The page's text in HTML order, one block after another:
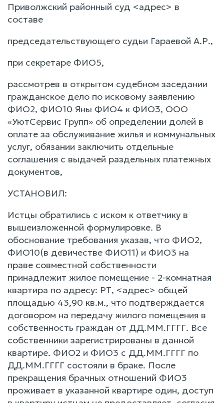
Приволжский районный суд <адрес> в
составе
председательствующего судьи Гараевой А.Р.,
при секретаре ФИО5,
рассмотрев в открытом судебном заседании
гражданское дело по исковому заявлению
ФИО2, ФИО10 Яны ФИО4 к ФИО3, ООО
«УютСервис Групп» об определении долей в
оплате за обслуживание жилья и коммунальных
услуг, обязании заключить отдельные
соглашения с выдачей раздельных платежных
документов,
УСТАНОВИЛ:
Истцы обратились с иском к ответчику в
вышеизложенной формулировке. В
обоснование требования указав, что ФИО2,
ФИО10(в девичестве ФИО11) и ФИО3 на
праве совместной собственности
принадлежит жилое помещение - 2-комнатная
квартира по адресу: РТ, <адрес> общей
площадью 43,90 кв.м., что подтверждается
договором на передачу жилого помещения в
собственность граждан от ДД.ММ.ГГГГ. Все
собственники зарегистрированы в данной
квартире. ФИО2 и ФИО3 с ДД.ММ.ГГГГ по
ДД.ММ.ГГГГ состояли в браке. После
прекращения брачных отношений ФИО3
проживает в указанной квартире один, доступ